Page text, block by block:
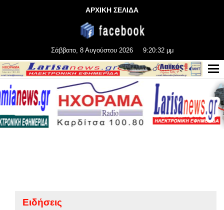
ΑΡΧΙΚΗ ΣΕΛΙΔΑ
Σάββατο, 8 Αυγούστου 2026 9:20:32 μμ
Ειδήσεις